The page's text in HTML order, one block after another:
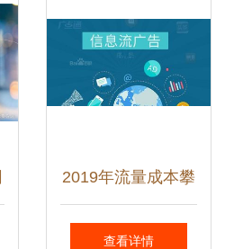
2019年流量成本攀
升背景下，信息流
查看详情